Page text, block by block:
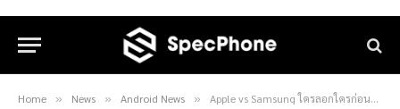
Home » News » Android News » Apple vs Samsung ใครลอกใครก่อนกันเเน่